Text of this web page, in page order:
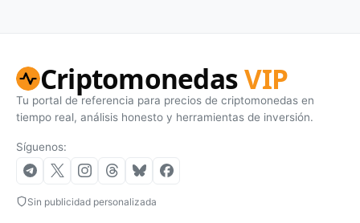
CriptomonedasVIP
Tu portal de referencia para precios de criptomonedas en
tiempo real, análisis honesto y herramientas de inversión.
Síguenos:
Sin publicidad personalizada